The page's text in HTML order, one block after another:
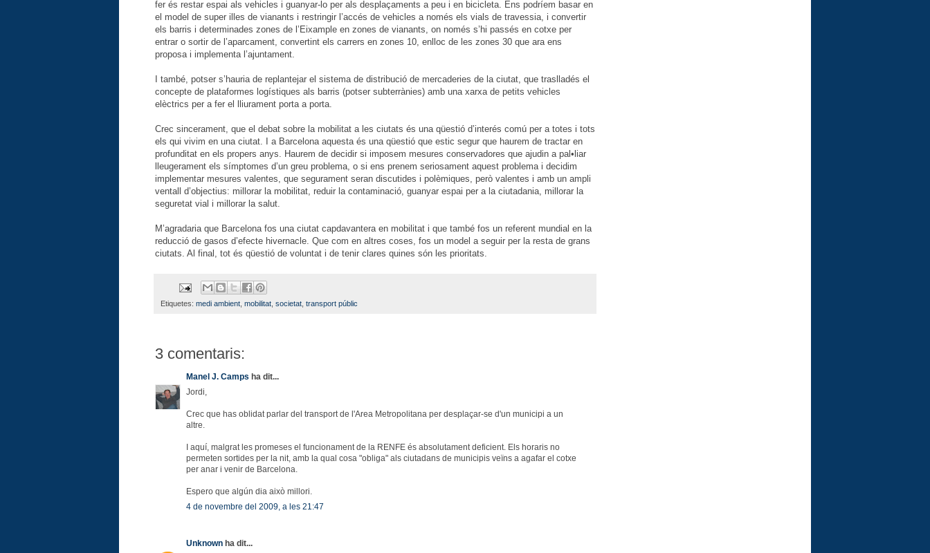
fer és restar espai als vehicles i guanyar-lo per als desplaçaments a peu i en bicicleta. Ens podríem basar en
el model de super illes de vianants i restringir l’accés de vehicles a només els vials de travessia, i convertir
els barris i determinades zones de l’Eixample en zones de vianants, on només s’hi passés en cotxe per
entrar o sortir de l’aparcament, convertint els carrers en zones 10, enlloc de les zones 30 que ara ens
proposa i implementa l’ajuntament.
I també, potser s’hauria de replantejar el sistema de distribució de mercaderies de la ciutat, que traslladés el
concepte de plataformes logístiques als barris (potser subterrànies) amb una xarxa de petits vehicles
elèctrics per a fer el lliurament porta a porta.
Crec sincerament, que el debat sobre la mobilitat a les ciutats és una qüestió d’interés comú per a totes i tots
els qui vivim en una ciutat. I a Barcelona aquesta és una qüestió que estic segur que haurem de tractar en
profunditat en els propers anys. Haurem de decidir si imposem mesures conservadores que ajudin a pal•liar
lleugerament els símptomes d’un greu problema, o si ens prenem seriosament aquest problema i decidim
implementar mesures valentes, que segurament seran discutides i polèmiques, però valentes i amb un ampli
ventall d’objectius: millorar la mobilitat, reduir la contaminació, guanyar espai per a la ciutadania, millorar la
seguretat vial i millorar la salut.
M’agradaria que Barcelona fos una ciutat capdavantera en mobilitat i que també fos un referent mundial en la
reducció de gasos d’efecte hivernacle. Que com en altres coses, fos un model a seguir per la resta de grans
ciutats. Al final, tot és qüestió de voluntat i de tenir clares quines són les prioritats.
Etiquetes: medi ambient, mobilitat, societat, transport públic
3 comentaris:
Manel J. Camps ha dit...
Jordi,
Crec que has oblidat parlar del transport de l'Area Metropolitana per desplaçar-se d'un municipi a un
altre.
I aquí, malgrat les promeses el funcionament de la RENFE és absolutament deficient. Els horaris no
permeten sortides per la nit, amb la qual cosa "obliga" als ciutadans de municipis veïns a agafar el cotxe
per anar i venir de Barcelona.
Espero que algún dia això millori.
4 de novembre del 2009, a les 21:47
Unknown ha dit...